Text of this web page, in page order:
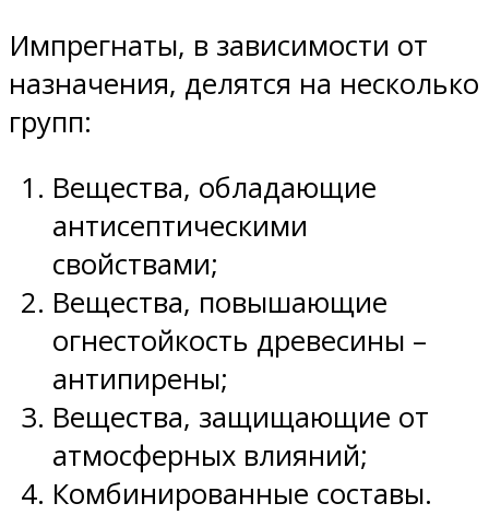
Импрегнаты, в зависимости от
назначения, делятся на несколько
групп:
Вещества, обладающие
антисептическими
свойствами;
Вещества, повышающие
огнестойкость древесины –
антипирены;
Вещества, защищающие от
атмосферных влияний;
Комбинированные составы.